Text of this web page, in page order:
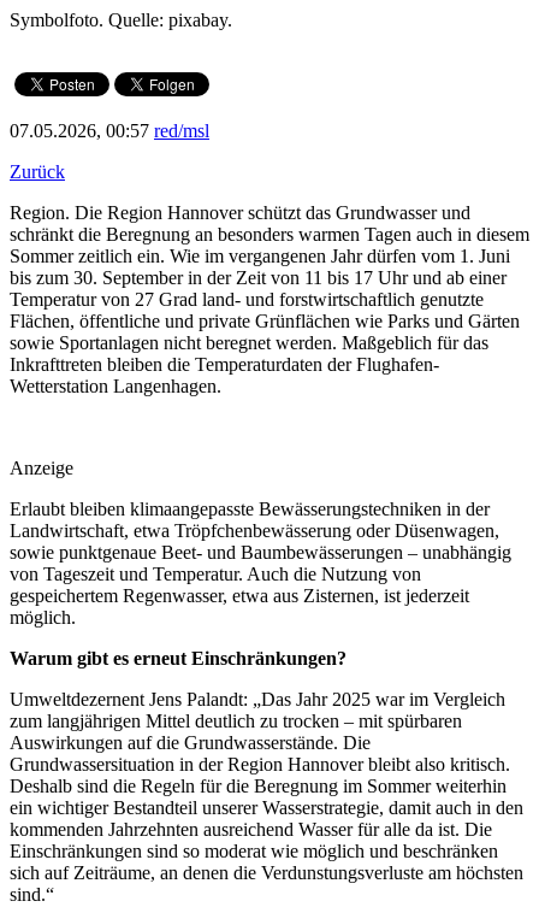
Symbolfoto. Quelle: pixabay.
07.05.2026, 00:57 red/msl
Zurück
Region. Die Region Hannover schützt das Grundwasser und
schränkt die Beregnung an besonders warmen Tagen auch in diesem
Sommer zeitlich ein. Wie im vergangenen Jahr dürfen vom 1. Juni
bis zum 30. September in der Zeit von 11 bis 17 Uhr und ab einer
Temperatur von 27 Grad land- und forstwirtschaftlich genutzte
Flächen, öffentliche und private Grünflächen wie Parks und Gärten
sowie Sportanlagen nicht beregnet werden. Maßgeblich für das
Inkrafttreten bleiben die Temperaturdaten der Flughafen-
Wetterstation Langenhagen.
Anzeige
Erlaubt bleiben klimaangepasste Bewässerungstechniken in der
Landwirtschaft, etwa Tröpfchenbewässerung oder Düsenwagen,
sowie punktgenaue Beet- und Baumbewässerungen – unabhängig
von Tageszeit und Temperatur. Auch die Nutzung von
gespeichertem Regenwasser, etwa aus Zisternen, ist jederzeit
möglich.
Warum gibt es erneut Einschränkungen?
Umweltdezernent Jens Palandt: „Das Jahr 2025 war im Vergleich
zum langjährigen Mittel deutlich zu trocken – mit spürbaren
Auswirkungen auf die Grundwasserstände. Die
Grundwassersituation in der Region Hannover bleibt also kritisch.
Deshalb sind die Regeln für die Beregnung im Sommer weiterhin
ein wichtiger Bestandteil unserer Wasserstrategie, damit auch in den
kommenden Jahrzehnten ausreichend Wasser für alle da ist. Die
Einschränkungen sind so moderat wie möglich und beschränken
sich auf Zeiträume, an denen die Verdunstungsverluste am höchsten
sind.“